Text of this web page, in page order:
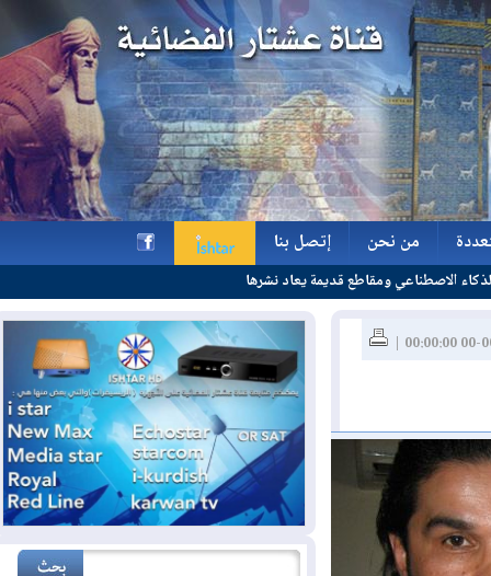
من نحن
من نحن
إتصل بنا
إتصل بناقديمة يعاد نشرها
h